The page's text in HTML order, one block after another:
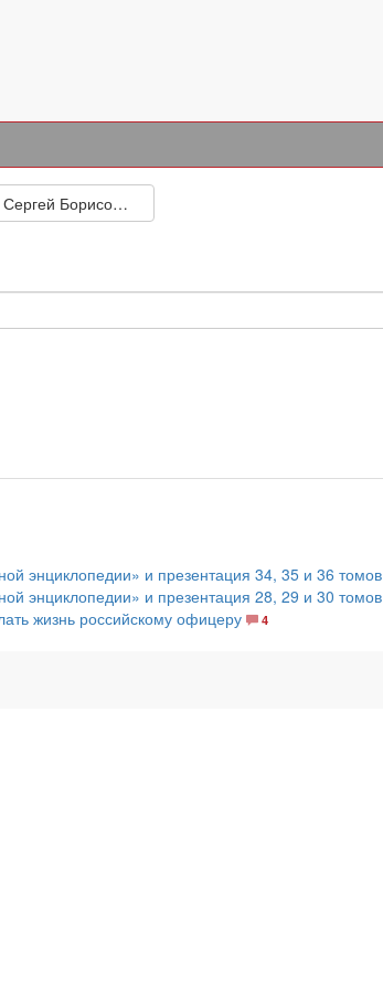
Иванов Сергей Борисович
энциклопедии» и презентация 34, 35 и 36 томов
энциклопедии» и презентация 28, 29 и 30 томов
жизнь российскому офицеру 4